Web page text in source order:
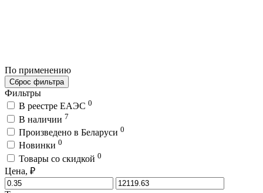
По применению
Сброс фильтра
Фильтры
В реестре ЕАЭС 0
В наличии 7
Произведено в Беларуси 0
Новинки 0
Товары со скидкой 0
Цена, ₽